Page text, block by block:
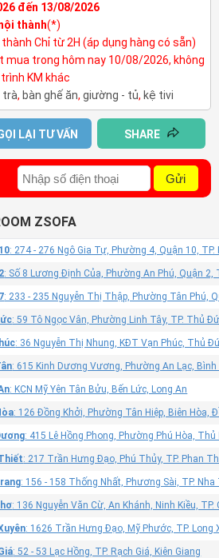
đến 13/08/2026
thành(*)
thành Chỉ từ 2H (áp dụng hàng có sẵn)
mua trong hôm nay 10/08/2026, không
KM khác
trà, bàn ghế ăn, giường - tủ, kệ tivi
LẠI TƯ VẤN SHARE
Gửi
ZSOFA
: 274 - 276 Ngô Gia Tự, Phường 4, Quận 10, TP.
: Số 8 Lương Định Của, Phường An Phú, Quận 2,
: 233 - 235 Nguyễn Thị Thập, Phường Tân Phú,
: 59 Tô Ngọc Vân, Phường Linh Tây, TP. Thủ
: 36 Nguyễn Thị Nhung, KĐT Vạn Phúc, Thủ
: 615 Kinh Dương Vương, Phường An Lạc, Bình
: KCN Mỹ Yên Tân Bửu, Bến Lức, Long An
: 126 Đồng Khởi, Phường Tân Hiệp, Biên Hòa,
: 415 Lê Hồng Phong, Phường Phú Hòa,
: 217 Trần Hưng Đạo, Phú Thủy, TP. Phan
: 156 - 158 Thống Nhất, Phương Sài, TP.
: 136 Nguyễn Văn Cừ, An Khánh, Ninh Kiều,
: 1626 Trần Hưng Đạo, Mỹ Phước, TP. Long
: 52 - 53 Lạc Hồng, TP. Rạch Giá, Kiên Giang